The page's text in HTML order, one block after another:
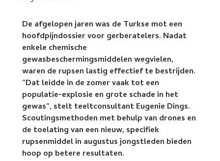
De afgelopen jaren was de Turkse mot een
hoofdpijndossier voor gerberatelers. Nadat
enkele chemische
gewasbeschermingsmiddelen wegvielen,
waren de rupsen lastig effectief te bestrijden.
“Dat leidde in de zomer vaak tot een
populatie-explosie en grote schade in het
gewas”, stelt teeltconsultant Eugenie Dings.
Scoutingsmethoden met behulp van drones en
de toelating van een nieuw, specifiek
rupsenmiddel in augustus jongstleden bieden
hoop op betere resultaten.